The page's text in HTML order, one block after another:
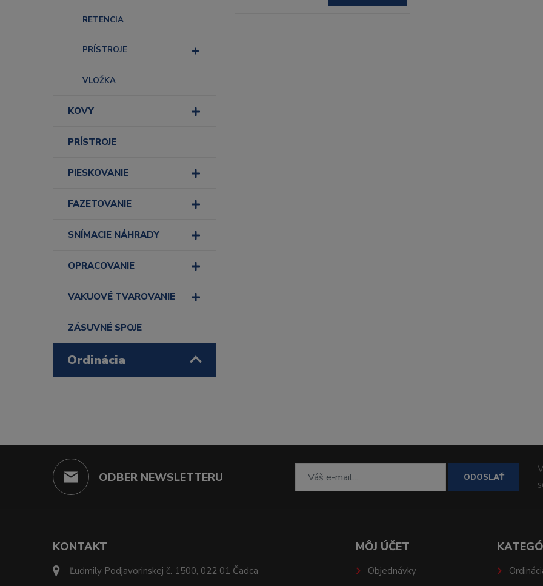
RETENCIA
PRÍSTROJE
VLOŽKA
KOVY
PRÍSTROJE
PIESKOVANIE
FAZETOVANIE
SNÍMACIE NÁHRADY
OPRACOVANIE
VAKUOVÉ TVAROVANIE
ZÁSUVNÉ SPOJE
Ordinácia
ODBER NEWSLETTERU ODOSLAŤ
KONTAKT
Ľudmily Podjavorinskej č. 1500, 022 01 Čadca
MÔJ ÚČET
Objednávky